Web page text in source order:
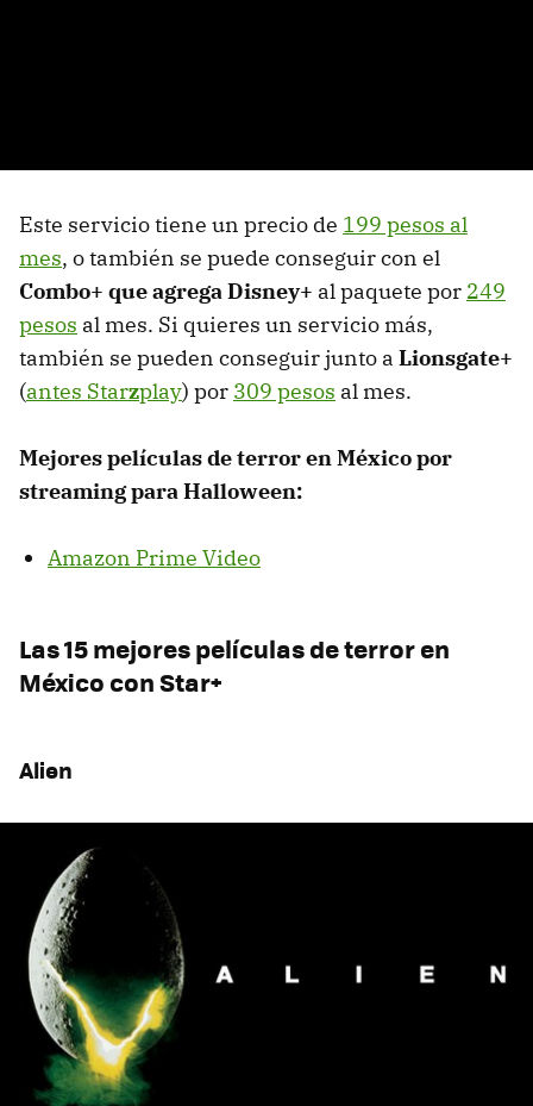
Este servicio tiene un precio de 199 pesos al
mes, o también se puede conseguir con el
Combo+ que agrega Disney+ al paquete por 249
pesos al mes. Si quieres un servicio más,
también se pueden conseguir junto a Lionsgate+
(antes Starzplay) por 309 pesos al mes.
Mejores películas de terror en México por
streaming para Halloween:
Amazon Prime Video
Las 15 mejores películas de terror en
México con Star+
Alien